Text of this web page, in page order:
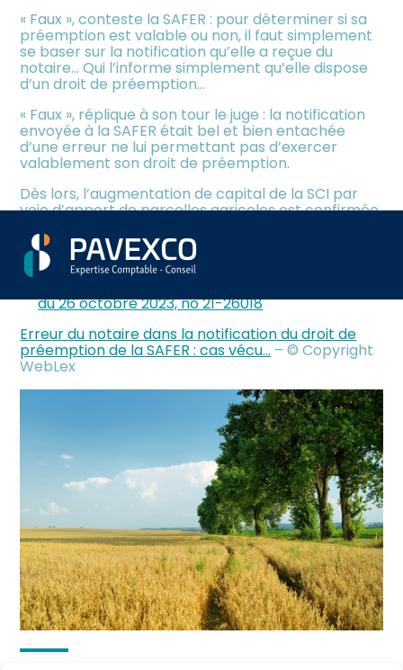
Aller
au
« Faux », conteste la SAFER : pour déterminer si sa
préemption est valable ou non, il faut simplement
se baser sur la notification qu’elle a reçue du
notaire… Qui l’informe simplement qu’elle dispose
d’un droit de préemption…
« Faux », réplique à son tour le juge : la notification
envoyée à la SAFER était bel et bien entachée
d’une erreur ne lui permettant pas d’exercer
valablement son droit de préemption.
Dès lors, l’augmentation de capital de la SCI par
voie d’apport de parcelles agricoles est confirmée
Sources :
du 26 octobre 2023, no 21-26018
Erreur du notaire dans la notification du droit de
préemption de la SAFER : cas vécu… – © Copyright
WebLex